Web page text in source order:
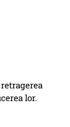
lor.